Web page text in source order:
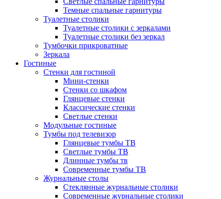
Темные спальные гарнитуры
Туалетные столики
Туалетные столики с зеркалами
Туалетные столики без зеркал
Тумбочки прикроватные
Зеркала
Гостиные
Стенки для гостиной
Мини-стенки
Стенки со шкафом
Глянцевые стенки
Классические стенки
Светлые стенки
Модульные гостиные
Тумбы под телевизор
Глянцевые тумбы ТВ
Светлые тумбы ТВ
Длинные тумбы тв
Современные тумбы ТВ
Журнальные столы
Стеклянные журнальные столики
Современные журнальные столики